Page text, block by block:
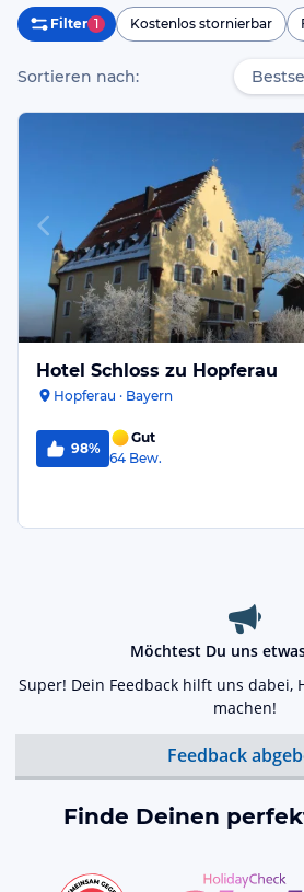
Filter 1 Kostenlos stornierbar
Sortieren nach:
Hotel Schloss zu Hopferau
Hopferau · Bayern
98%
Gut
64 Bew.
Möchtest Du uns
Super! Dein Feedback hilft uns dabei,
machen!
Feedback
Finde Deinen